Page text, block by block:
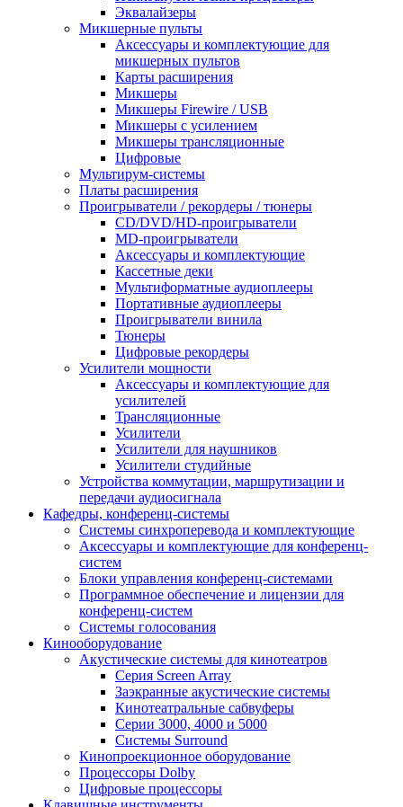
Эквалайзеры
Микшерные пульты
Аксессуары и комплектующие для
микшерных пультов
Карты расширения
Микшеры
Микшеры Firewire / USB
Микшеры с усилением
Микшеры трансляционные
Цифровые
Мультирум-системы
Платы расширения
Проигрыватели / рекордеры / тюнеры
CD/DVD/HD-проигрыватели
MD-проигрыватели
Аксессуары и комплектующие
Кассетные деки
Мультиформатные аудиоплееры
Портативные аудиоплееры
Проигрыватели винила
Тюнеры
Цифровые рекордеры
Усилители мощности
Аксессуары и комплектующие для
усилителей
Трансляционные
Усилители
Усилители для наушников
Усилители студийные
Устройства коммутации, маршрутизации и
передачи аудиосигнала
Кафедры, конференц-системы
Cистемы синхроперевода и комплектующие
Аксессуары и комплектующие для конференц-
систем
Блоки управления конференц-системами
Программное обеспечение и лицензии для
конференц-систем
Системы голосования
Кинооборудование
Акустические системы для кинотеатров
Cерия Screen Array
Заэкранные акустические системы
Кинотеатральные сабвуферы
Серии 3000, 4000 и 5000
Системы Surround
Кинопроекционное оборудование
Процессоры Dolby
Цифровые процессоры